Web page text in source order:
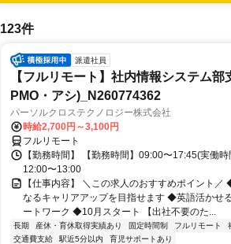
123件
派遣社員
【フルリモート】社内情報システム
PMO・アシ)_N260774362
パーソルクロステクノロジー株式会社
時給2,700円～3,100円
フルリモート
【勤務時間】 【勤務時間】09:00〜17:45(実働
12:00〜13:00
【仕事内容】 ＼この求人のおすすめポイント
なるキャリアアップを目指せます ◆英語活か
ートワーク ◆10月スタート 【出社不要のた...
長期 産休・育休取得実績あり 固定時間制 フルリモート
交通費支給
駅近5分以内 育児サポートあり